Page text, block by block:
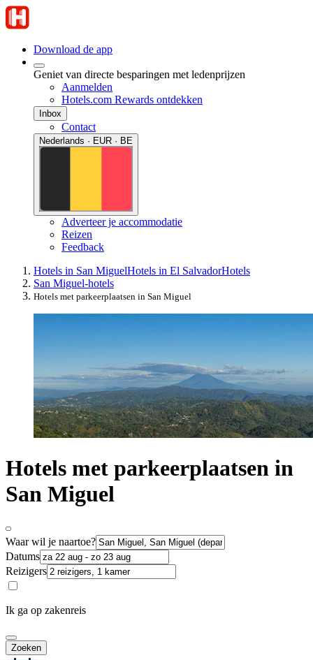
Download de app
Geniet van directe besparingen met ledenprijzen
Aanmelden
Hotels.com Rewards ontdekken
Inbox
Contact
Nederlands · EUR · BE
Adverteer je accommodatie
Reizen
Feedback
Hotels in San MiguelHotels in El SalvadorHotels
San Miguel-hotels
Hotels met parkeerplaatsen in San Miguel
Hotels met parkeerplaatsen in
San Miguel
Waar wil je naartoe?
Datums
Reizigers
Ik ga op zakenreis
Zoeken